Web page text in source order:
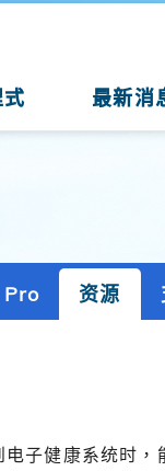
最新消
资源
子健康系统时，